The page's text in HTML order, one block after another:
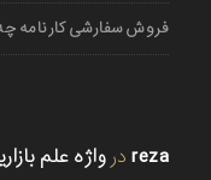
فروش سفارشی کارنامه
reza در واژه علم